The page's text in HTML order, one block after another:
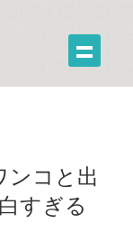
ンコと出
すぎる